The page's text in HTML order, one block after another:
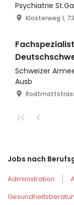
Psychiatrie
Klosterweg 1,
Schweizer
Ausb
Jobs nach
Administration